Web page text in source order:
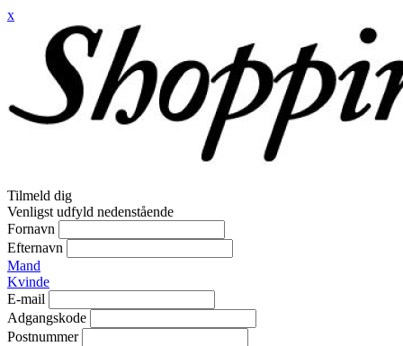
x
Tilmeld dig
Venligst udfyld nedenstående
Fornavn
Efternavn
Mand
Kvinde
E-mail
Adgangskode
Postnummer